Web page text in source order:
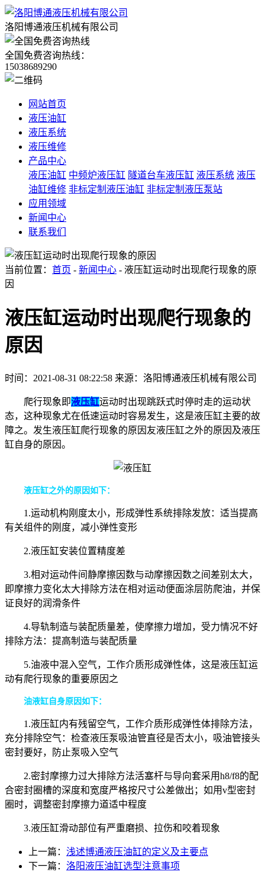
洛阳博通液压机械有限公司
全国免费咨询热线：
15038689290
网站首页
液压油缸
液压系统
液压维修
产品中心
液压油缸 中频炉液压缸 隧道台车液压缸 液压系统 液压
油缸维修 非标定制液压油缸 非标定制液压泵站
应用领域
新闻中心
联系我们
当前位置： 首页 - 新闻中心 - 液压缸运动时出现爬行现象的原
因
液压缸运动时出现爬行现象的
原因
时间：2021-08-31 08:22:58 来源：洛阳博通液压机械有限公司
爬行现象即液压缸运动时出现跳跃式时停时走的运动状
态，这种现象尤在低速运动时容易发生，这是液压缸主要的故
障之。发生液压缸爬行现象的原因友液压缸之外的原因及液压
缸自身的原因。
液压缸之外的原因如下：
1.运动机构刚度太小，形成弹性系统排除发放：适当提高
有关组件的刚度，减小弹性变形
2.液压缸安装位置精度差
3.相对运动件间静摩擦因数与动摩擦因数之间差别太大，
即摩擦力变化太大排除方法在相对运动便面涂层防爬油，并保
证良好的润滑条件
4.导轨制造与装配质量差，使摩擦力增加，受力情况不好
排除方法：提高制造与装配质量
5.油液中混入空气，工作介质形成弹性体，这是液压缸运
动有爬行现象的重要原因之
油液缸自身原因如下：
1.液压缸内有残留空气，工作介质形成弹性体排除方法，
充分排除空气：检查液压泵吸油管直径是否太小，吸油管接头
密封要好，防止泵吸入空气
2.密封摩擦力过大排除方法活塞杆与导向套采用h8/f8的配
合密封圈槽的深度和宽度严格按尺寸公差做出；如用v型密封
圈时，调整密封摩擦力道适中程度
3.液压缸滑动部位有严重磨损、拉伤和咬着现象
上一篇： 浅述博通液压油缸的定义及主要点
下一篇： 洛阳液压油缸选型注意事项